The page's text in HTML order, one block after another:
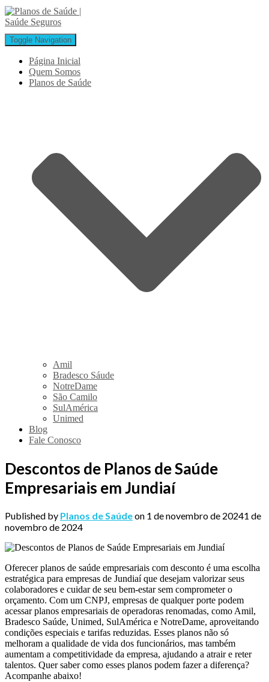
Toggle Navigation
Página Inicial
Quem Somos
Planos de Saúde
Amil
Bradesco Sáude
NotreDame
São Camilo
SulAmérica
Unimed
Blog
Fale Conosco
Descontos de Planos de Saúde
Empresariais em Jundiaí
Published by Planos de Saúdeon 1 de novembro de 20241 de
novembro de 2024
Oferecer planos de saúde empresariais com desconto é uma escolha
estratégica para empresas de Jundiaí que desejam valorizar seus
colaboradores e cuidar de seu bem-estar sem comprometer o
orçamento. Com um CNPJ, empresas de qualquer porte podem
acessar planos empresariais de operadoras renomadas, como Amil,
Bradesco Saúde, Unimed, SulAmérica e NotreDame, aproveitando
condições especiais e tarifas reduzidas. Esses planos não só
melhoram a qualidade de vida dos funcionários, mas também
aumentam a competitividade da empresa, ajudando a atrair e reter
talentos. Quer saber como esses planos podem fazer a diferença?
Acompanhe abaixo!